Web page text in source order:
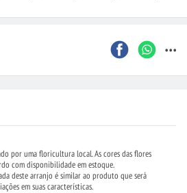
...
por uma floricultura local. As cores das flores
com disponibilidade em estoque.
deste arranjo é similar ao produto que será
em suas características.